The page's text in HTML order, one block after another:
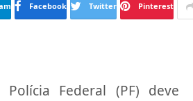
Facebook Twitter Pinterest
Federal (PF) deve